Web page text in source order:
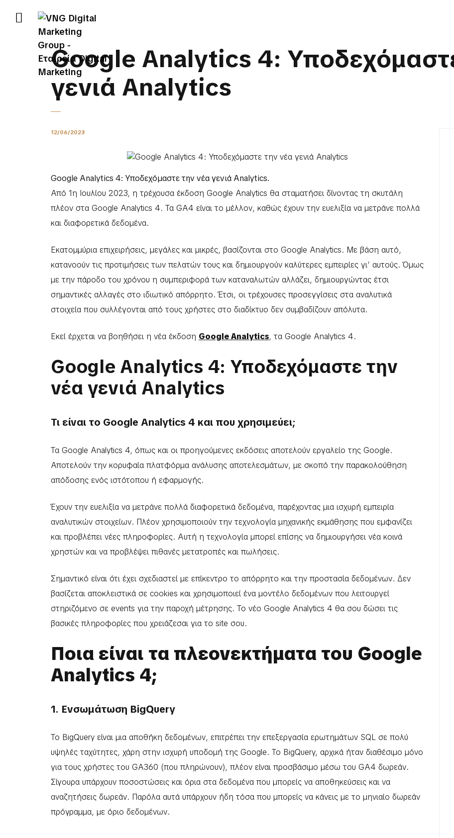
Google Analytics 4:
γενιά Analytics
12/06/2023
Google Analytics 4: Υποδεχόμαστε την νέα γενιά Analytics.
Από 1η Ιουλίου 2023, η τρέχουσα έκδοση Google Analytics θα σταματήσει δίνοντας τη σκυτάλη
πλέον στα Google Analytics 4. Τα GA4 είναι το μέλλον, καθώς έχουν την ευελιξία να μετράνε πολλά
και διαφορετικά δεδομένα.
Εκατομμύρια επιχειρήσεις, μεγάλες και μικρές, βασίζονται στο Google Analytics. Με βάση αυτό,
κατανοούν τις προτιμήσεις των πελατών τους και δημιουργούν καλύτερες εμπειρίες γι’ αυτούς. Όμως
με την πάροδο του χρόνου η συμπεριφορά των καταναλωτών αλλάζει, δημιουργώντας έτσι
σημαντικές αλλαγές στο ιδιωτικό απόρρητο. Έτσι, οι τρέχουσες προσεγγίσεις στα αναλυτικά
στοιχεία που συλλέγονται από τους χρήστες στο διαδίκτυο δεν συμβαδίζουν απόλυτα.
Εκεί έρχεται να βοηθήσει η νέα έκδοση Google Analytics, τα Google Analytics 4.
Google Analytics 4: Υποδεχόμαστε την
νέα γενιά Analytics
Τι είναι το Google Analytics 4 και που χρησιμεύει;
Τα Google Analytics 4, όπως και οι προηγούμενες εκδόσεις αποτελούν εργαλείο της Google.
Αποτελούν την κορυφαία πλατφόρμα ανάλυσης αποτελεσμάτων, με σκοπό την παρακολούθηση
απόδοσης ενός ιστότοπου ή εφαρμογής.
Έχουν την ευελιξία να μετράνε πολλά διαφορετικά δεδομένα, παρέχοντας μια ισχυρή εμπειρία
αναλυτικών στοιχείων. Πλέον χρησιμοποιούν την τεχνολογία μηχανικής εκμάθησης που εμφανίζει
και προβλέπει νέες πληροφορίες. Αυτή η τεχνολογία μπορεί επίσης να δημιουργήσει νέα κοινά
χρηστών και να προβλέψει πιθανές μετατροπές και πωλήσεις.
Σημαντικό είναι ότι έχει σχεδιαστεί με επίκεντρο το απόρρητο και την προστασία δεδομένων. Δεν
βασίζεται αποκλειστικά σε cookies και χρησιμοποιεί ένα μοντέλο δεδομένων που λειτουργεί
στηριζόμενο σε events για την παροχή μέτρησης. Το νέο Google Analytics 4 θα σου δώσει τις
βασικές πληροφορίες που χρειάζεσαι για το site σου.
Ποια είναι τα πλεονεκτήματα του Google
Analytics 4;
1. Ενσωμάτωση BigQuery
Το BigQuery είναι μια αποθήκη δεδομένων, επιτρέπει την επεξεργασία ερωτημάτων SQL σε πολύ
υψηλές ταχύτητες, χάρη στην ισχυρή υποδομή της Google. Το BigQuery, αρχικά ήταν διαθέσιμο μόνο
για τους χρήστες του GA360 (που πληρώνουν), πλέον είναι προσβάσιμο μέσω του GA4 δωρεάν.
Σίγουρα υπάρχουν ποσοστώσεις και όρια στα δεδομένα που μπορείς να αποθηκεύσεις και να
αναζητήσεις δωρεάν. Παρόλα αυτά υπάρχουν ήδη τόσα που μπορείς να κάνεις με το μηνιαίο δωρεάν
πρόγραμμα, με όριο δεδομένων.